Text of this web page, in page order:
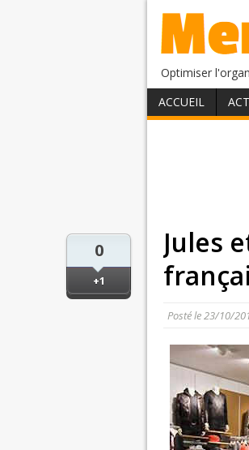
Optimiser
ACCUEIL
0
+1
Jules
Posté le23/10/